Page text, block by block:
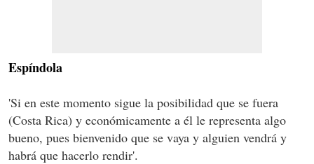
Espíndola
'Si en este momento sigue la posibilidad que se fuera
(Costa Rica) y económicamente a él le representa algo
bueno, pues bienvenido que se vaya y alguien vendrá y
habrá que hacerlo rendir'.